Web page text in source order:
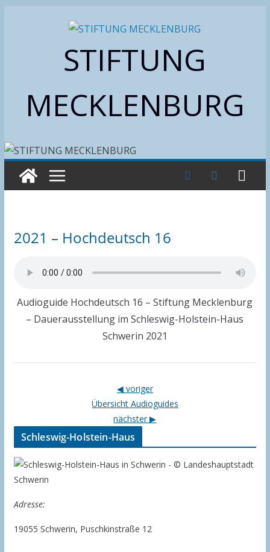
STIFTUNG
MECKLENBURG
2021 – Hochdeutsch 16
Audioguide Hochdeutsch 16 – Stiftung Mecklenburg
– Dauerausstellung im Schleswig-Holstein-Haus
Schwerin 2021
◀ voriger
Übersicht Audioguides
nächster ▶
Schleswig-Holstein-Haus
Adresse:
19055 Schwerin, Puschkinstraße 12